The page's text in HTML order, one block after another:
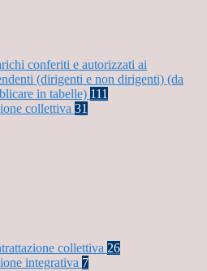
conferiti e autorizzati ai
(dirigenti e non dirigenti) (da
in tabelle) 111
collettiva 31
collettiva 26
integrativa 7